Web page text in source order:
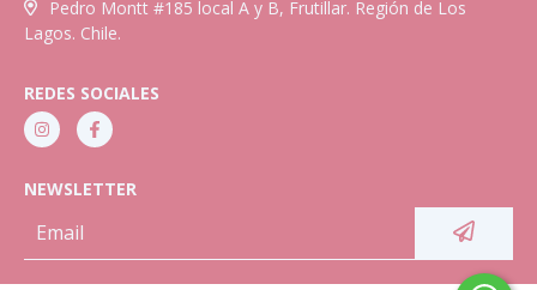
Pedro Montt #185 local A y B, Frutillar. Región de Los
Lagos. Chile.
REDES SOCIALES
NEWSLETTER